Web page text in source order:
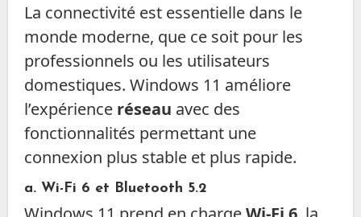
La connectivité est essentielle dans le
monde moderne, que ce soit pour les
professionnels ou les utilisateurs
domestiques. Windows 11 améliore
l’expérience réseau avec des
fonctionnalités permettant une
connexion plus stable et plus rapide.
a. Wi-Fi 6 et Bluetooth 5.2